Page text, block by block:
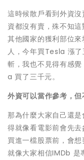
這時候散戶看到外資
資都沒有賣，殊不知
其他國家的獲利部位
人，今年買Tesla 漲
斬，我也不見得有感
a 買了三千元。
外資可以當作參考，但
那為什麼大家自己還
得就像看電影前會先
買進一檔股票前，會
就像大家相信IMDb 是